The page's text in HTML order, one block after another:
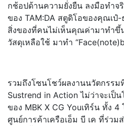
กช้อปด้านความยั่งยืน ลงมือทำจริ
ของ TAM:DA สตูดิโอของคุณเ
สิ่งของที่คนไม่เห็นคุณค่ามาทำขึ้
วัสดุเหลือใช้ มาทำ
รวมถึงโซนโชว์ผลงานนวัตกรรม
Sustrend in Action ไม่ว่าจะเป็
ของ MBK X CG Youเทิร์น ทั้ง
ศูนย์การค้าเครือเอ็ม บี เค ที่ร่วม